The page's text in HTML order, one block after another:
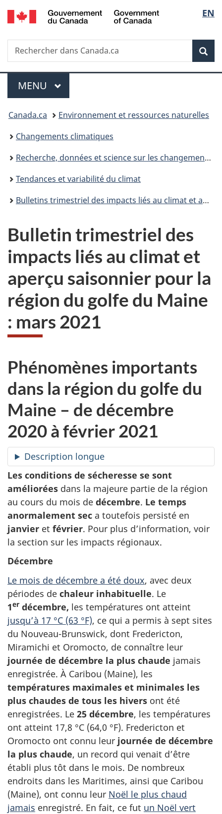
Passer
au
principal
Passer
à
Au
du
Passer
à
version
simplifiée
de
la
EN
Recherche
Rechercher
dans
Menu
MENU PRINCIPAL
Vous
êtes
ici :
Canada.ca
Environnement et ressources naturelles
Changements climatiques
Recherche, données et science sur les changements climatiques
Tendances et variabilité du climat
Bulletins trimestriel des impacts liés au climat et aperçu saisonnier
Bulletin trimestriel des
impacts liés au climat et
aperçu saisonnier pour la
région du golfe du Maine
: mars 2021
Phénomènes importants
dans la région du golfe du
Maine – de décembre
2020 à février 2021
Description longue
Les conditions de sécheresse se sont
améliorées dans la majeure partie de la région
au cours du mois de décembre. Le temps
anormalement sec a toutefois persisté en
janvier et février. Pour plus d’information, voir
la section sur les impacts régionaux.
Décembre
Le mois de décembre a été doux, avec deux
périodes de chaleur inhabituelle. Le
1er décembre, les températures ont atteint
jusqu’à 17 °C (63 °F), ce qui a permis à sept sites
du Nouveau-Brunswick, dont Fredericton,
Miramichi et Oromocto, de connaître leur
journée de décembre la plus chaude jamais
enregistrée. À Caribou (Maine), les
températures maximales et minimales les
plus chaudes de tous les hivers ont été
enregistrées. Le 25 décembre, les températures
ont atteint 17,8 °C (64,0 °F). Fredericton et
Oromocto ont connu leur journée de décembre
la plus chaude, un record qui venait d’être
établi plus tôt dans le mois. De nombreux
endroits dans les Maritimes, ainsi que Caribou
(Maine), ont connu leur Noël le plus chaud
jamais enregistré. En fait, ce fut un Noël vert